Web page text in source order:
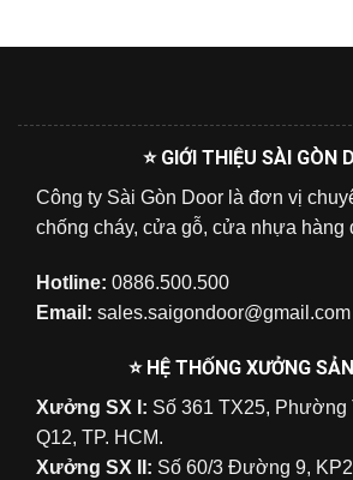
⭐ GIỚI THIỆU SÀI GÒN
Công ty Sài Gòn Door là đơn vị
chống cháy, cửa gỗ, cửa nhựa hàng
Hotline: 0886.500.500
Email: sales.saigondoor@gmail.com
⭐ HỆ THỐNG XƯỞNG
Xưởng SX I: Số 361 TX25, Phường
Q12, TP. HCM.
Xưởng SX II: Số 60/3 Đường 9,